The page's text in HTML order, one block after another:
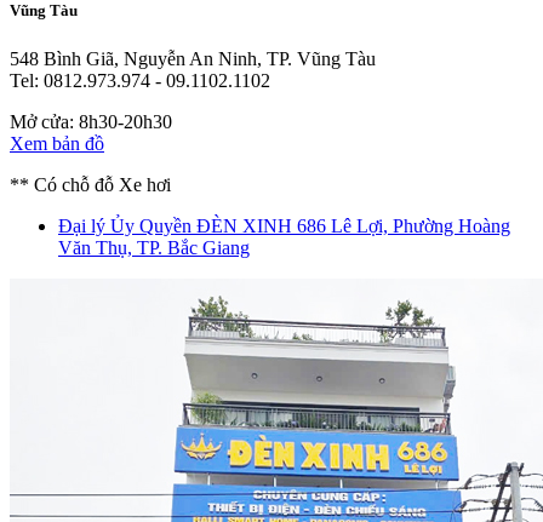
Vũng Tàu
548 Bình Giã, Nguyễn An Ninh, TP. Vũng Tàu
Tel: 0812.973.974 - 09.1102.1102
Mở cửa: 8h30-20h30
Xem bản đồ
** Có chỗ đỗ Xe hơi
Đại lý Ủy Quyền ĐÈN XINH 686 Lê Lợi, Phường Hoàng
Văn Thụ, TP. Bắc Giang